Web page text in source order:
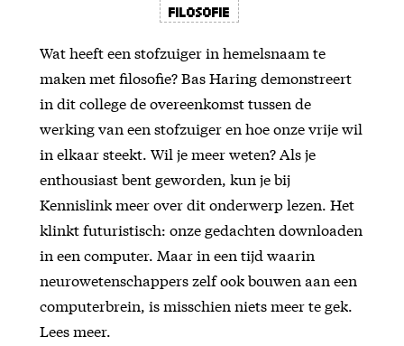
Filosofie
Wat heeft een stofzuiger in hemelsnaam te
maken met filosofie? Bas Haring demonstreert
in dit college de overeenkomst tussen de
werking van een stofzuiger en hoe onze vrije wil
in elkaar steekt. Wil je meer weten? Als je
enthousiast bent geworden, kun je bij
Kennislink meer over dit onderwerp lezen. Het
klinkt futuristisch: onze gedachten downloaden
in een computer. Maar in een tijd waarin
neurowetenschappers zelf ook bouwen aan een
computerbrein, is misschien niets meer te gek.
Lees meer.